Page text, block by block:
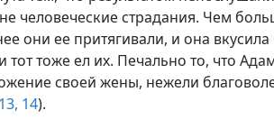
человеческие страдания. Чем
они ее притягивали, и она вкусила
тоже ел их. Печально то, что
своей жены, нежели
14).